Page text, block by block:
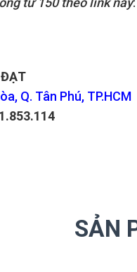
ĐẠT
Q. Tân Phú, TP.HCM
SẢN